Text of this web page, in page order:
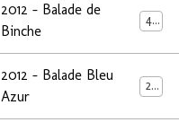
2012 - Balade de
Binche
48
2012 - Balade Bleu
Azur
26